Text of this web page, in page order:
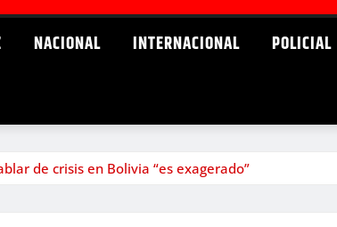
NACIONAL INTERNACIONAL POLICIAL
de crisis en Bolivia “es exagerado”